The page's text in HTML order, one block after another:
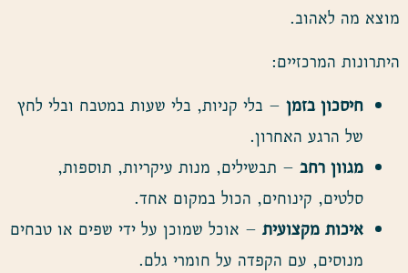
מוצא מה לאהוב.
היתרונות המרכזיים:
חיסכון בזמן– בלי קניות, בלי שעות במטבח ובלי לחץ
של הרגע האחרון.
מגוון רחב– תבשילים, מנות עיקריות, תוספות,
סלטים, קינוחים, הכול במקום אחד.
איכות מקצועית– אוכל שמוכן על ידי שפים או טבחים
מנוסים, עם הקפדה על חומרי גלם.